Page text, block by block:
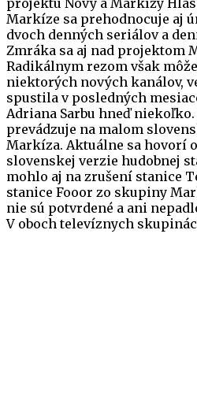
projektu Novy a Markízy Hlas
Markíze sa prehodnocuje aj
dvoch denných seriálov a
Zmráka sa aj nad projektom
Radikálnym rezom však
niektorých nových kanálov,
spustila v posledných
Adriana Sarbu hneď
prevádzuje na malom
Markíza. Aktuálne sa hovorí
slovenskej verzie hudobnej
mohlo aj na zrušení stanice
stanice Fooor zo skupiny
nie sú potvrdené a ani
V oboch televíznych